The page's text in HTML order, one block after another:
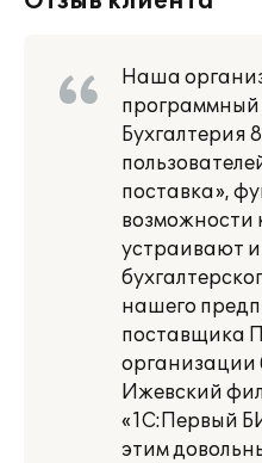
Наша
программный
Бухгалтерия
поставка»,
возможности
устраивают
нашего
поставщика
организации
Ижевский
«1С:Первый
этим